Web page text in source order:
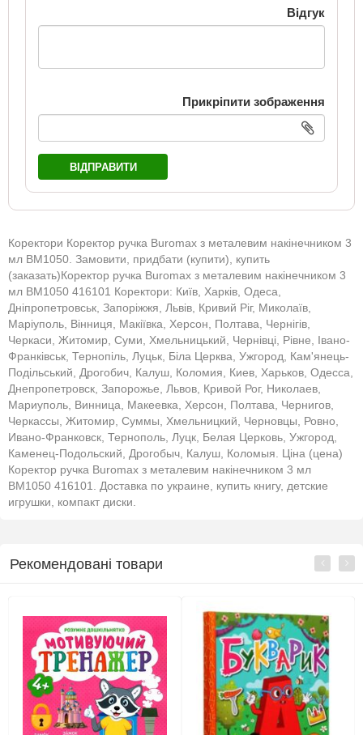
Відгук
Прикріпити зображення
ВІДПРАВИТИ
Коректори Коректор ручка Buromax з металевим накінечником 3
мл ВМ1050. Замовити, придбати (купити), купить
(заказать)Коректор ручка Buromax з металевим накінечником 3
мл ВМ1050 416101 Коректори: Київ, Харків, Одеса,
Дніпропетровськ, Запоріжжя, Львів, Кривий Ріг, Миколаїв,
Маріуполь, Вінниця, Макіївка, Херсон, Полтава, Чернігів,
Черкаси, Житомир, Суми, Хмельницький, Чернівці, Рівне, Івано-
Франківськ, Тернопіль, Луцьк, Біла Церква, Ужгород, Кам'янець-
Подільський, Дрогобич, Калуш, Коломия, Киев, Харьков, Одесса,
Днепропетровск, Запорожье, Львов, Кривой Рог, Николаев,
Мариуполь, Винница, Макеевка, Херсон, Полтава, Чернигов,
Черкассы, Житомир, Суммы, Хмельницкий, Черновцы, Ровно,
Ивано-Франковск, Тернополь, Луцк, Белая Церковь, Ужгород,
Каменец-Подольский, Дрогобыч, Калуш, Коломыя. Ціна (цена)
Коректор ручка Buromax з металевим накінечником 3 мл
ВМ1050 416101. Доставка по украине, купить книгу, детские
игрушки, компакт диски.
Рекомендовані товари